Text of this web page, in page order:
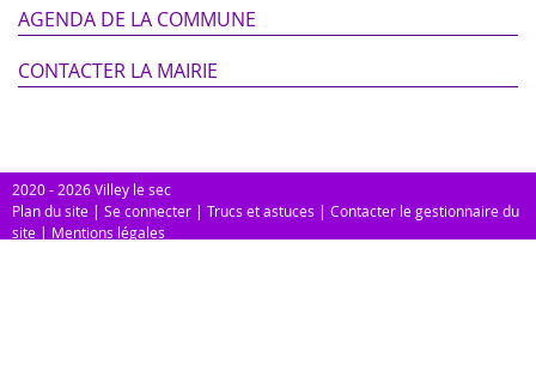
AGENDA DE LA COMMUNE
CONTACTER LA MAIRIE
2020 - 2026 Villey le sec
Plan du site | Se connecter | Trucs et astuces | Contacter le gestionnaire du
site | Mentions légales